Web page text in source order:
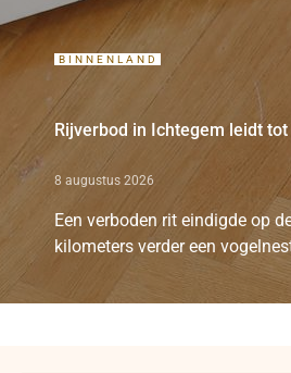
BINNENLAND
Rijverbod in Ichtegem leidt
8 augustus 2026
Een verboden rit eindigde op
kilometers verder een